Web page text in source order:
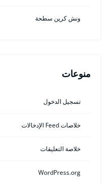
ونش كرين سطحة
منوعات
تسجيل الدخول
خلاصات Feed الإدخالات
خلاصة التعليقات
WordPress.org